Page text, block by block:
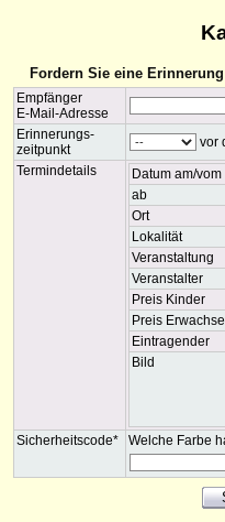
Fordern Sie eine
Empfänger
E-Mail-Adresse
Erinnerungs-
zeitpunkt
vor
Termindetails
Datum am/vom
ab
Ort
Lokalität
Veranstaltung
Veranstalter
Preis Kinder
Preis
Eintragender
Bild
Sicherheitscode* Welche Farbe